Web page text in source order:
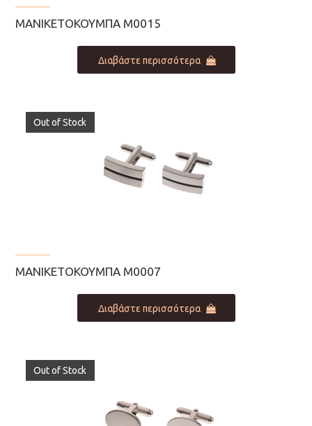
ΜΑΝΙΚΕΤΌΚΟΥΜΠΑ Μ0015
Διαβάστε περισσότερα
Out of Stock
ΜΑΝΙΚΕΤΌΚΟΥΜΠΑ M0007
Διαβάστε περισσότερα
Out of Stock